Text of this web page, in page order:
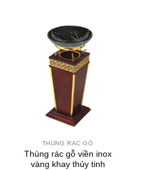
THÙNG RÁC GỖ
Thùng rác gỗ viền inox
vàng khay thủy tinh